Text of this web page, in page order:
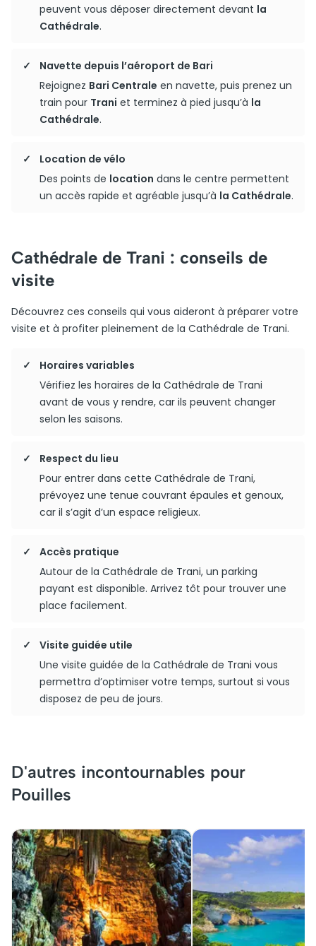
peuvent vous déposer directement devant la
Cathédrale.
Navette depuis l’aéroport de Bari
Rejoignez Bari Centrale en navette, puis prenez un
train pour Trani et terminez à pied jusqu’à la
Cathédrale.
Location de vélo
Des points de location dans le centre permettent
un accès rapide et agréable jusqu’à la Cathédrale.
Cathédrale de Trani : conseils de
visite
Découvrez ces conseils qui vous aideront à préparer votre
visite et à profiter pleinement de la Cathédrale de Trani.
Horaires variables
Vérifiez les horaires de la Cathédrale de Trani
avant de vous y rendre, car ils peuvent changer
selon les saisons.
Respect du lieu
Pour entrer dans cette Cathédrale de Trani,
prévoyez une tenue couvrant épaules et genoux,
car il s’agit d’un espace religieux.
Accès pratique
Autour de la Cathédrale de Trani, un parking
payant est disponible. Arrivez tôt pour trouver une
place facilement.
Visite guidée utile
Une visite guidée de la Cathédrale de Trani vous
permettra d’optimiser votre temps, surtout si vous
disposez de peu de jours.
D'autres incontournables pour
Pouilles